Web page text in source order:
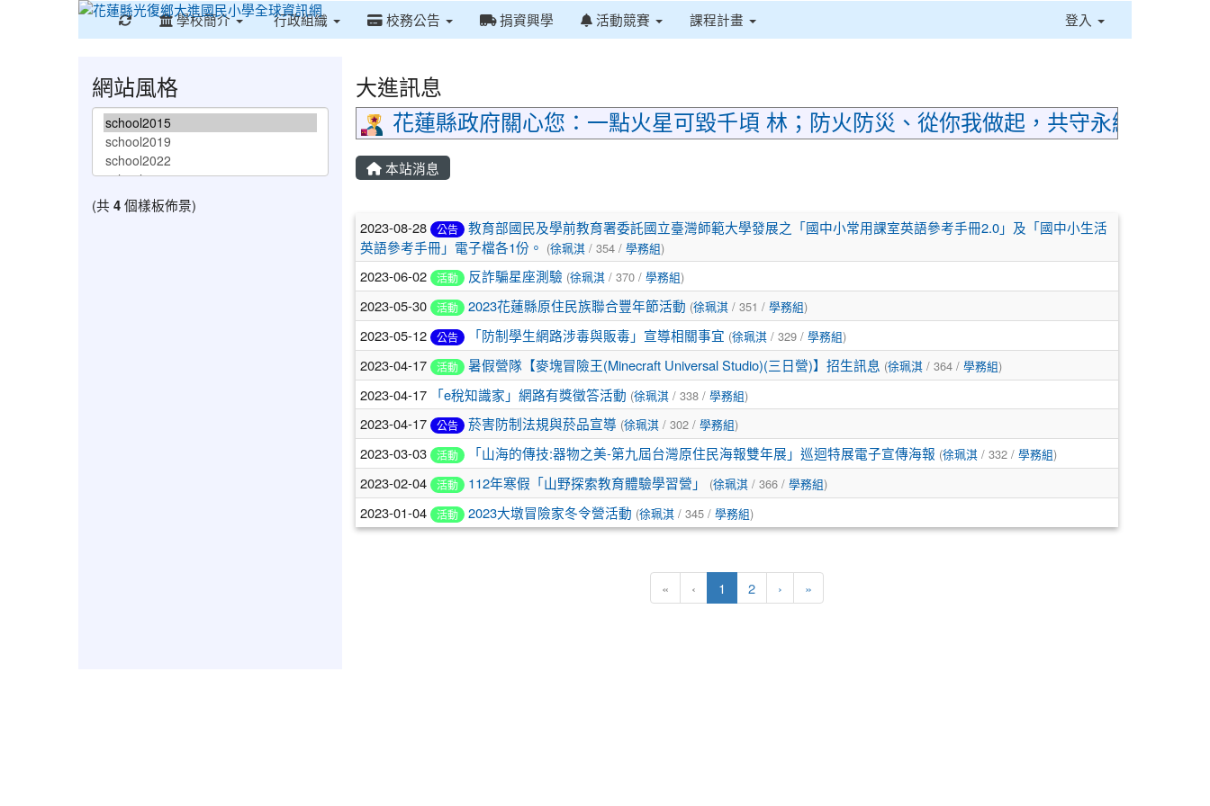
重新取得佈景設定
學校簡介 行政組織 校務公告 捐資興學 活動競賽 課程計畫 登入
大進訊息
花蓮縣政府關心您：一點火星可毀千頃 林；防火防災、從你我做起，共守永續家園
本站消息
文章列表
2023-08-28 公告
教育部國民及學前教育署委託國立臺灣師範大學發展之「國中小常用課室英語參考手冊2.0」及「國中小生活
英語參考手冊」電子檔各1份。 (徐珮淇/ 354 / 學務組)
2023-06-02 活動 反詐騙星座測驗 (徐珮淇/ 370 / 學務組)
2023-05-30 活動 2023花蓮縣原住民族聯合豐年節活動 (徐珮淇/ 351 / 學務組)
2023-05-12 公告 「防制學生網路涉毒與販毒」宣導相關事宜 (徐珮淇/ 329 / 學務組)
2023-04-17 活動 暑假營隊【麥塊冒險王(Minecraft Universal Studio)(三日營)】招生訊息 (徐珮淇/ 364 / 學務組)
2023-04-17 「e稅知識家」網路有獎徵答活動 (徐珮淇/ 338 / 學務組)
2023-04-17 公告 菸害防制法規與菸品宣導 (徐珮淇/ 302 / 學務組)
2023-03-03 活動 「山海的傳技:器物之美-第九屆台灣原住民海報雙年展」巡迴特展電子宣傳海報 (徐珮淇/ 332 / 學務組)
2023-02-04 活動 112年寒假「山野探索教育體驗學習營」 (徐珮淇/ 366 / 學務組)
2023-01-04 活動 2023大墩冒險家冬令營活動 (徐珮淇/ 345 / 學務組)
« ‹ 1 (目前頁次)
2 ›下一頁
»最後頁
網站風格
(共 4個樣板佈景)